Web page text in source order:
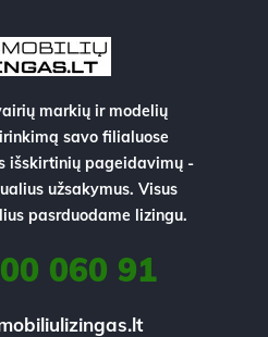
markių ir modelių
savo filialuose
išskirtinių pageidavimų -
užsakymus. Visus
pasrduodame lizingu.
060 91